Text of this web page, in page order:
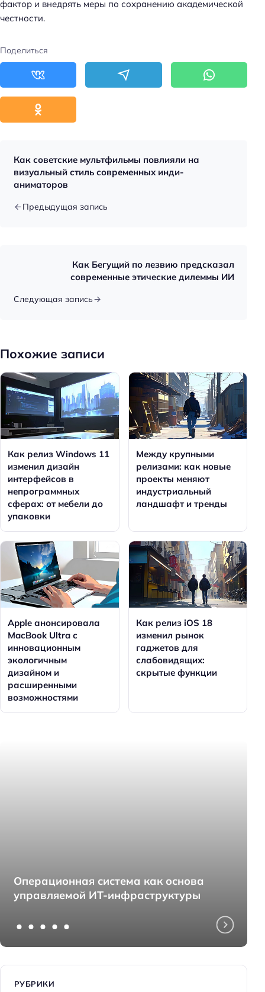
фактор и внедрять меры по сохранению академической
честности.
Поделиться
Как советские мультфильмы повлияли на
визуальный стиль современных инди-
аниматоров
Предыдущая запись
Как Бегущий по лезвию предсказал
современные этические дилеммы ИИ
Следующая запись
Похожие записи
Как релиз Windows 11
изменил дизайн
интерфейсов в
непрограммных
сферах: от мебели до
упаковки
Между крупными
релизами: как новые
проекты меняют
индустриальный
ландшафт и тренды
Apple анонсировала
MacBook Ultra с
инновационным
экологичным
дизайном и
расширенными
возможностями
Как релиз iOS 18
изменил рынок
гаджетов для
слабовидящих:
скрытые функции
Операционная система как основа
управляемой ИТ-инфраструктуры
РУБРИКИ